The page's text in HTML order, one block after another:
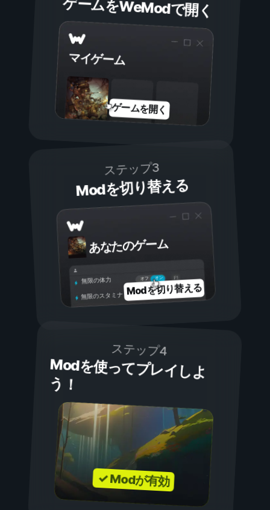
ゲームをWeModで開く
マイゲーム
ゲームを開く
ステップ3
Modを切り替える
あなたのゲーム
オン
オフ
無限の体力
無限のスタミナ Modを切り替える
ステップ4
Modを使ってプレイしよ
う！
✓ Modが有効